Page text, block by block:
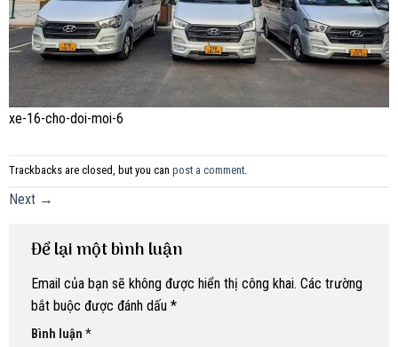
xe-16-cho-doi-moi-6
Trackbacks are closed, but you can post a comment.
Next →
Để lại một bình luận
Email của bạn sẽ không được hiển thị công khai. Các trường
bắt buộc được đánh dấu *
Bình luận *